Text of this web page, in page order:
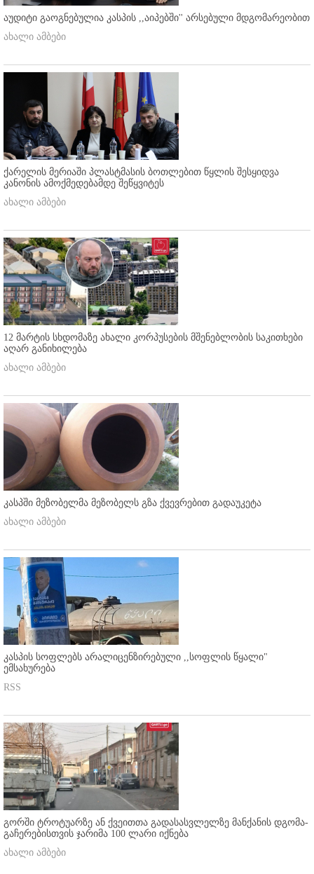
აუდიტი გაოგნებულია კასპის ,,აიპებში'' არსებული მდგომარეობით
ახალი ამბები
ქარელის მერიაში პლასტმასის ბოთლებით წყლის შესყიდვა
კანონის ამოქმედებამდე შეწყვიტეს
ახალი ამბები
12 მარტის სხდომაზე ახალი კორპუსების მშენებლობის საკითხები
აღარ განიხილება
ახალი ამბები
კასპში მეზობელმა მეზობელს გზა ქვევრებით გადაუკეტა
ახალი ამბები
კასპის სოფლებს არალიცენზირებული ,,სოფლის წყალი"
ემსახურება
RSS
გორში ტროტუარზე ან ქვეითთა გადასასვლელზე მანქანის დგომა-
გაჩერებისთვის ჯარიმა 100 ლარი იქნება
ახალი ამბები